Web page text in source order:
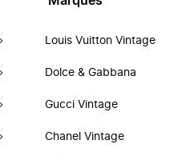
Louis Vuitton Vintage
Dolce & Gabbana
Gucci Vintage
Chanel Vintage